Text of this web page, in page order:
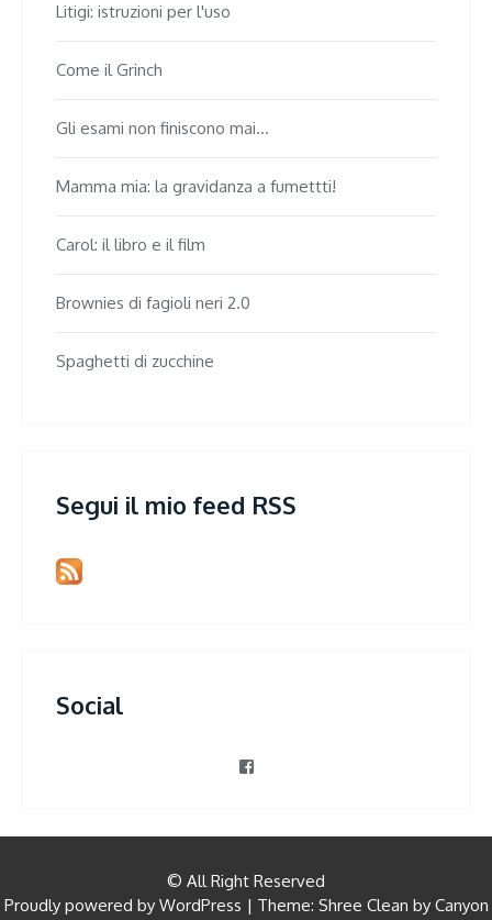
Litigi: istruzioni per l'uso
Come il Grinch
Gli esami non finiscono mai...
Mamma mia: la gravidanza a fumettti!
Carol: il libro e il film
Brownies di fagioli neri 2.0
Spaghetti di zucchine
Segui il mio feed RSS
Social
View
© All Right Reserved
Proudly powered by WordPress | Theme: Shree Clean by Canyon